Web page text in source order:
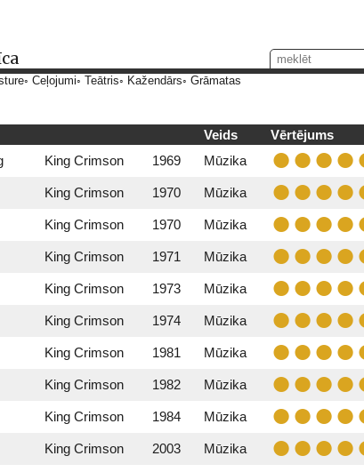
Ceļojumi Teātris Kažendārs Grāmatas
Veids
Vērtējums
King Crimson 1969 Mūzika
King Crimson 1970 Mūzika
King Crimson 1970 Mūzika
King Crimson 1971 Mūzika
King Crimson 1973 Mūzika
King Crimson 1974 Mūzika
King Crimson 1981 Mūzika
King Crimson 1982 Mūzika
King Crimson 1984 Mūzika
King Crimson 2003 Mūzika